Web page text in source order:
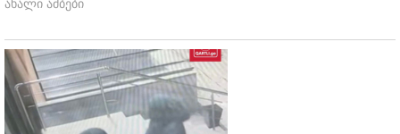
ახალი ამბები